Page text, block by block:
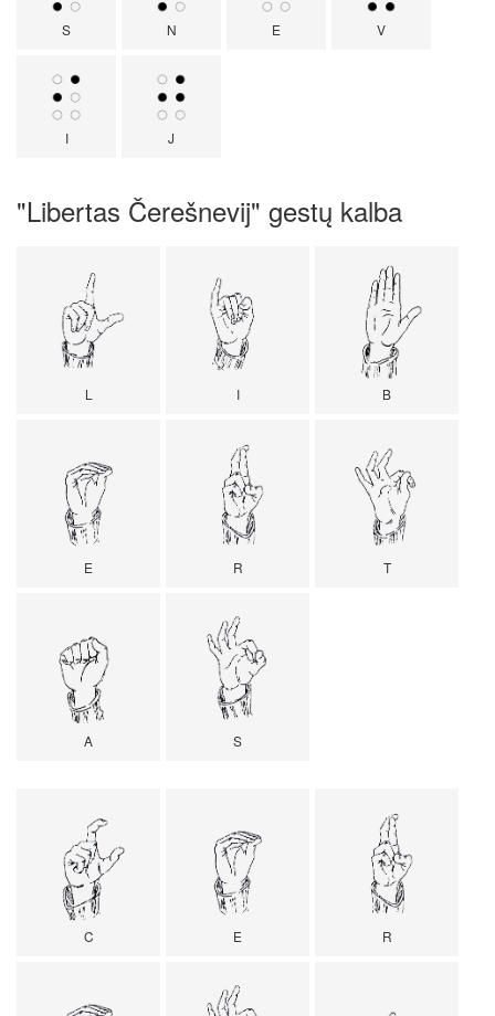
S N E V
I J
"Libertas Čerešnevij" gestų kalba
L I B
E R T
A S
C E R